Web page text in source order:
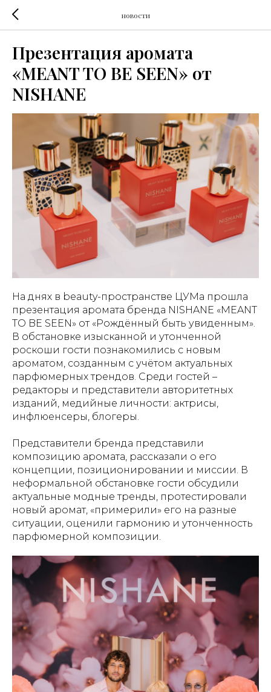
новости
Презентация аромата
«MEANT TO BE SEEN» от
NISHANE
На днях в beauty-пространстве ЦУМа прошла
презентация аромата бренда NISHANE «MEANT
TO BE SEEN» от «Рождённый быть увиденным».
В обстановке изысканной и утонченной
роскоши гости познакомились с новым
ароматом, созданным с учётом актуальных
парфюмерных трендов. Среди гостей –
редакторы и представители авторитетных
изданий, медийные личности: актрисы,
инфлюенсеры, блогеры.
Представители бренда представили
композицию аромата, рассказали о его
концепции, позиционировании и миссии. В
неформальной обстановке гости обсудили
актуальные модные тренды, протестировали
новый аромат, «примерили» его на разные
ситуации, оценили гармонию и утонченность
парфюмерной композиции.